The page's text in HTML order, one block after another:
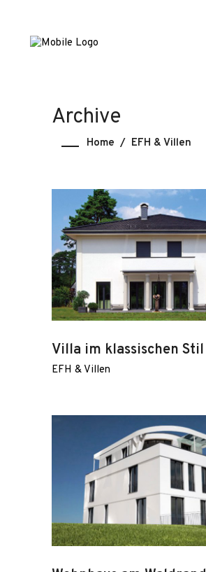
Archive
Home / EFH & Villen
Villa im klassischen Stil
EFH & Villen